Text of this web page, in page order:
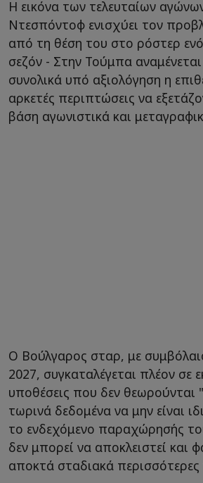
Η εικόνα των τελευταίων
Ντεσπόντοφ ενισχύει τον
από τη θέση του στο ρόστερ
σεζόν - Στην Τούμπα αναμένεται
συνολικά υπό αξιολόγηση η
αρκετές περιπτώσεις να
βάση αγωνιστικά και
Ο Βούλγαρος σταρ, με
2027, συγκαταλέγεται πλέον σε
υποθέσεις που δεν θεωρούνται
τωρινά δεδομένα να μην είναι
το ενδεχόμενο παραχώρησής
δεν μπορεί να αποκλειστεί και
αποκτά σταδιακά περισσότερες